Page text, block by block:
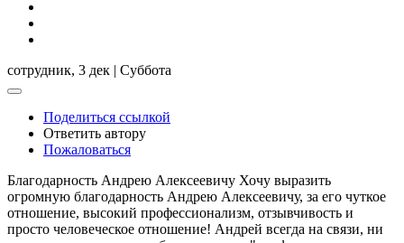
сотрудник, 3 дек | Суббота
Поделиться ссылкой
Ответить автору
Пожаловаться
Благодарность Андрею Алексеевичу Хочу выразить
огромную благодарность Андрею Алексеевичу, за его чуткое
отношение, высокий профессионализм, отзывчивость и
просто человеческое отношение! Андрей всегда на связи, ни